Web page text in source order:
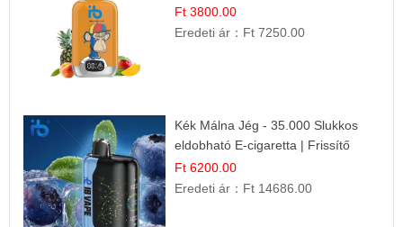
Cigaretta
Ft 3800.00
Eredeti ár： Ft 7250.00
Kék Málna Jég - 35.000 Slukkos
eldobható E-cigaretta | Frissítő
Ízélmény
Ft 6200.00
Eredeti ár： Ft 14686.00